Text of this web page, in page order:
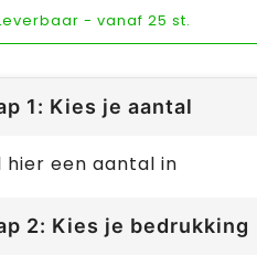
- vanaf 25 st.
1: Kies je aantal
hier een aantal in
2: Kies je bedrukking